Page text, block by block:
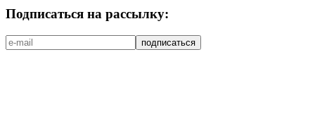
Подписаться на рассылку: